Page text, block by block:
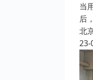
当
后
北
23-